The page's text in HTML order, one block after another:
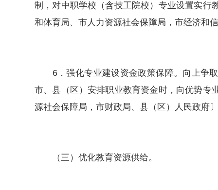
制，对中职学校（含技工院校）专业设置实行
和体育局、市人力资源社会保障局 ，市经济和
6．强化专业建设资金政策保障。向上争取
市、县（区）安排职业教育资金时，向优势专
源社会保障局 ，市财政局、县（区）人民政府〕
（三）优化教育资源供给。